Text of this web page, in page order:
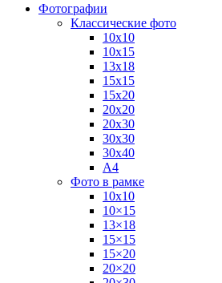
Фотографии
Классические фото
10х10
10х15
13х18
15х15
15х20
20х20
20х30
30х30
30х40
А4
Фото в рамке
10х10
10×15
13×18
15×15
15×20
20×20